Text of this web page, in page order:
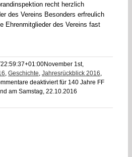
recht herzlich
des Vereins Besonders erfreulich
Ehrenmitglieder des Vereins fast
November 1st,
, Geschichte, Jahresrückblick 2016,
deaktiviertfür 140 Jahre FF
am Samstag, 22.10.2016